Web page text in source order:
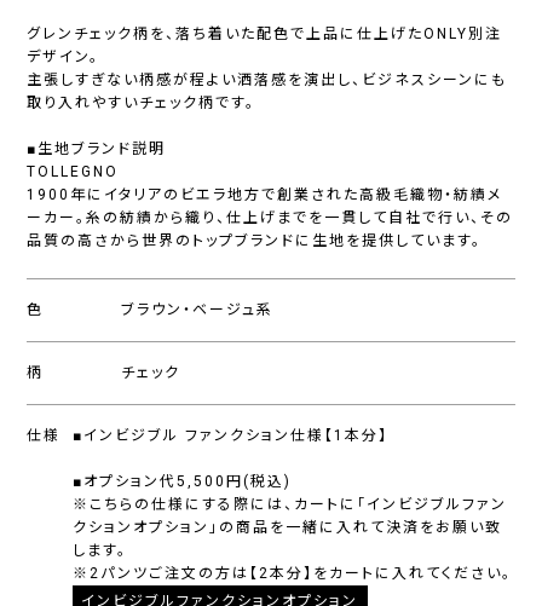
グレンチェック柄を、落ち着いた配色で上品に仕上げたONLY別注
デザイン。
主張しすぎない柄感が程よい洒落感を演出し、ビジネスシーンにも
取り入れやすいチェック柄です。
■生地ブランド説明
TOLLEGNO
1900年にイタリアのビエラ地方で創業された高級毛織物・紡績メ
ーカー。糸の紡績から織り、仕上げまでを一貫して自社で行い、その
品質の高さから世界のトップブランドに生地を提供しています。
色 ブラウン・ベージュ系
柄 チェック
仕様 ■インビジブル ファンクション仕様【1本分】
■オプション代5,500円(税込)
※こちらの仕様にする際には、カートに「インビジブルファン
クションオプション」の商品を一緒に入れて決済をお願い致
します。
※2パンツご注文の方は【2本分】をカートに入れてください。
インビジブルファンクションオプション